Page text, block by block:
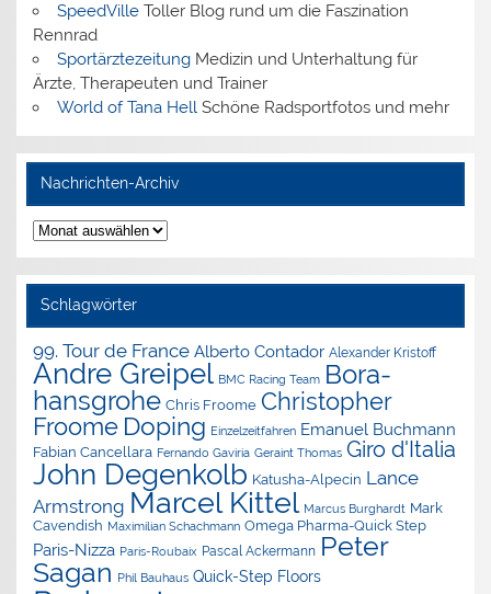
SpeedVilleToller Blog rund um die Faszination
Rennrad
SportärztezeitungMedizin und Unterhaltung für
Ärzte, Therapeuten und Trainer
World of Tana HellSchöne Radsportfotos und mehr
Nachrichten-Archiv
Nachrichten-
Archiv
Schlagwörter
99. Tour de France Alberto Contador Alexander Kristoff
Andre Greipel BMC Racing Team Bora-
hansgrohe Chris Froome Christopher
Froome Doping Einzelzeitfahren Emanuel Buchmann
Fabian Cancellara Fernando Gaviria Geraint Thomas Giro d'Italia
John Degenkolb Katusha-Alpecin Lance
Armstrong Marcel Kittel Marcus Burghardt Mark
Cavendish Maximilian Schachmann Omega Pharma-Quick Step
Paris-Nizza Paris-Roubaix Pascal Ackermann Peter
Sagan Phil Bauhaus Quick-Step Floors